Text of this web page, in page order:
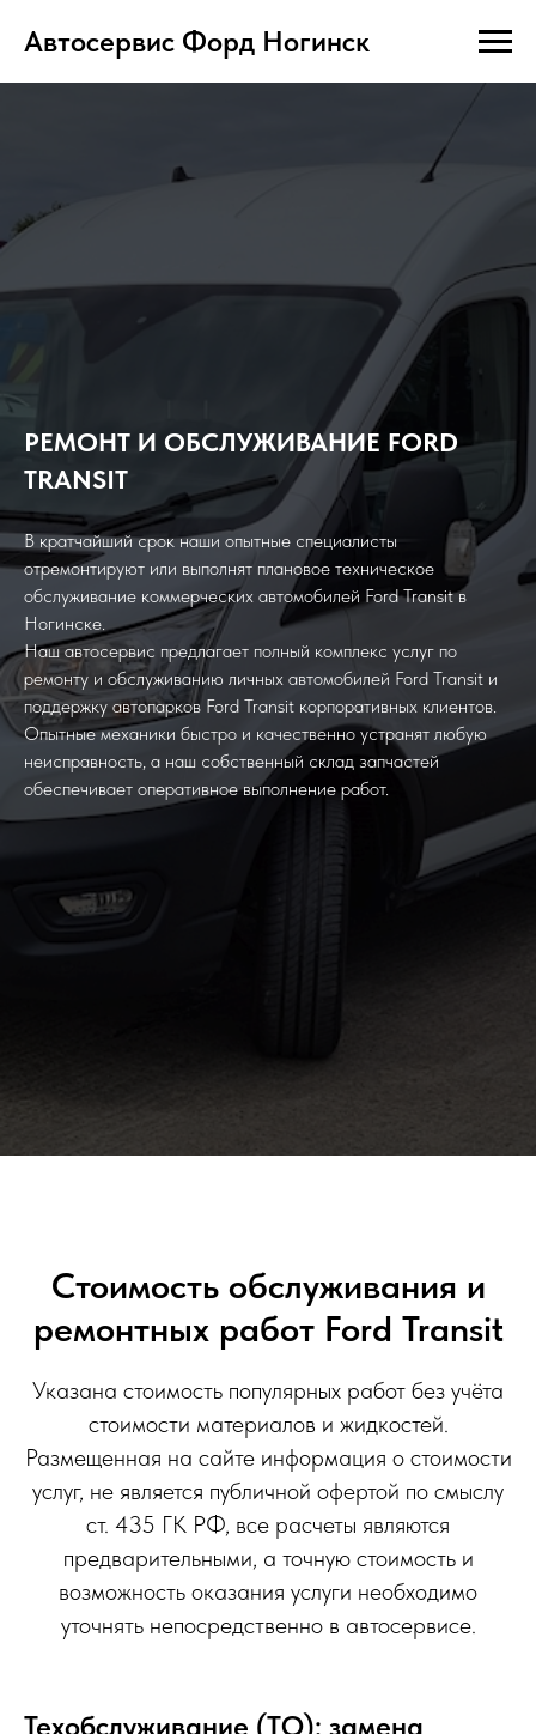
Автосервис Форд Ногинск
РЕМОНТ И ОБСЛУЖИВАНИЕ FORD
TRANSIT
В кратчайший срок наши опытные специалисты
отремонтируют или выполнят плановое техническое
обслуживание коммерческих автомобилей Ford Transit в
Ногинске.
Наш автосервис предлагает полный комплекс услуг по
ремонту и обслуживанию личных автомобилей Ford Transit и
поддержку автопарков Ford Transit корпоративных клиентов.
Опытные механики быстро и качественно устранят любую
неисправность, а наш собственный склад запчастей
обеспечивает оперативное выполнение работ.
Стоимость обслуживания и
ремонтных работ Ford Transit
Указана стоимость популярных работ без учёта
стоимости материалов и жидкостей.
Размещенная на сайте информация о стоимости
услуг, не является публичной офертой по смыслу
ст. 435 ГК РФ, все расчеты являются
предварительными, а точную стоимость и
возможность оказания услуги необходимо
уточнять непосредственно в автосервисе.
Техобслуживание (ТО): замена